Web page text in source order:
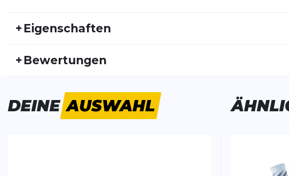
+ Eigenschaften
Geschlecht:
+ Bewertungen
Bisher hat noch niemand dieses Produkt bewertet.
SCHREIBE EINE BEWERTUNG
DEINEAUSWAHL